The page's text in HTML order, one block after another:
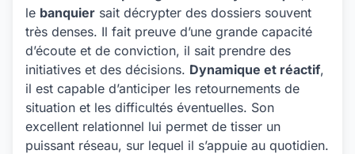
le banquier sait décrypter des dossiers souvent
très denses. Il fait preuve d’une grande capacité
d’écoute et de conviction, il sait prendre des
initiatives et des décisions. Dynamique et réactif,
il est capable d’anticiper les retournements de
situation et les difficultés éventuelles. Son
excellent relationnel lui permet de tisser un
puissant réseau, sur lequel il s’appuie au quotidien.